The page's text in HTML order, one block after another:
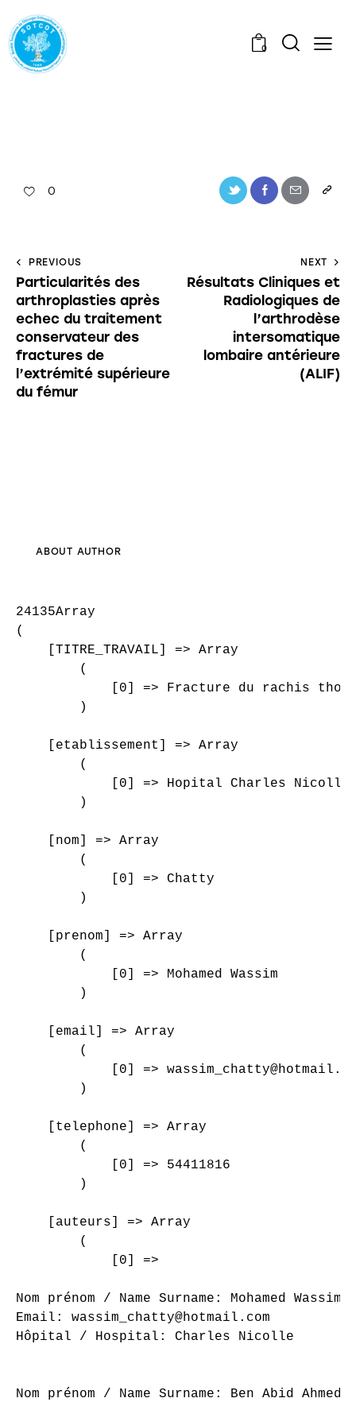
0
0
PREVIOUS
Particularités des
arthroplasties après
echec du traitement
conservateur des
fractures de
l’extrémité supérieure
du fémur
NEXT
Résultats Cliniques et
Radiologiques de
l’arthrodèse
intersomatique
lombaire antérieure
(ALIF)
ABOUT AUTHOR
24135Array
(
    [TITRE_TRAVAIL] => Array
        (
[0] => Fracture du rachis
        )
    [etablissement] => Array
        (
            [0] => Hopital Charles Nicolle
        )
    [nom] => Array
        (
            [0] => Chatty
        )
    [prenom] => Array
        (
            [0] => Mohamed Wassim
        )
    [email] => Array
        (
[0] =>
        )
    [telephone] => Array
        (
            [0] => 54411816
        )
    [auteurs] => Array
        (
            [0] =>
Nom prénom / Name Surname: Mohamed Wassim
Email: wassim_chatty@hotmail.com
Hôpital / Hospital: Charles Nicolle
Nom prénom / Name Surname: Ben Abid Ahmed